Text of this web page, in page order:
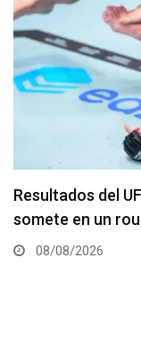
Se presenta un
Apex
08/08/2026